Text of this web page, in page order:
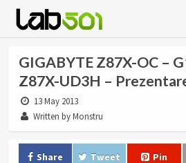
GIGABYTE Z87X-OC –
Z87X-UD3H –
13 May 2013
Written by Monstru
Share Tweet Pin